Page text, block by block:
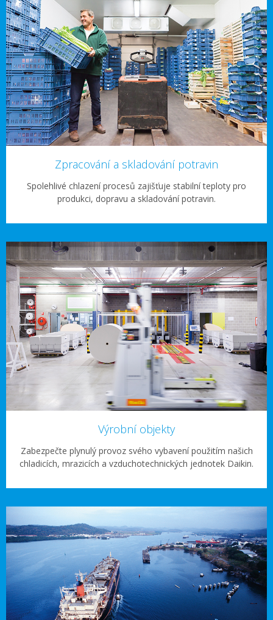
Zpracování a skladování potravin
Spolehlivé chlazení procesů zajišťuje stabilní teploty pro
produkci, dopravu a skladování potravin.
Výrobní objekty
Zabezpečte plynulý provoz svého vybavení použitím našich
chladicích, mrazicích a vzduchotechnických jednotek Daikin.